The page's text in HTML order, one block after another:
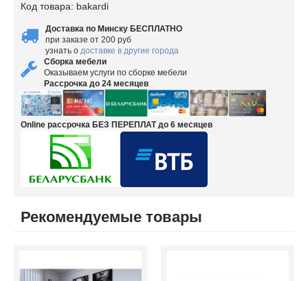
Код товара: bakardi
Доставка по Минску БЕСПЛАТНО
при заказе от 200 руб
узнать о доставке в другие города
Сборка мебели
Оказываем услуги по сборке мебели
Рассрочка до 24 месяцев
Online рассрочка БЕЗ ПЕРЕПЛАТ до 6 месяцев
Рекомендуемые товары